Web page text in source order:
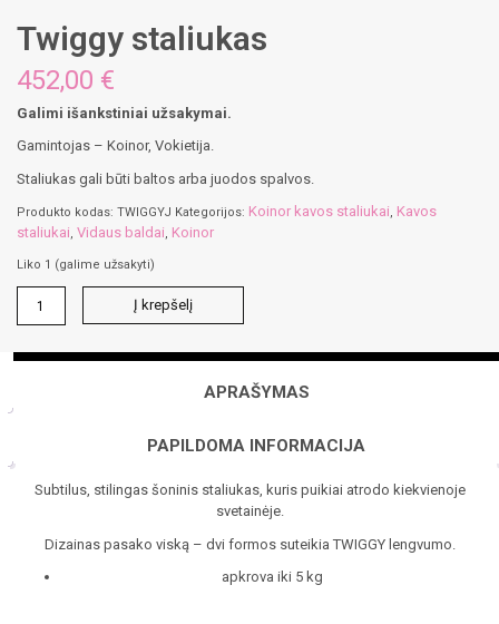
Twiggy staliukas
452,00 €
Galimi išankstiniai užsakymai.
Gamintojas – Koinor, Vokietija.
Staliukas gali būti baltos arba juodos spalvos.
Produkto kodas: TWIGGYJ Kategorijos: Koinor kavos staliukai, Kavos
staliukai, Vidaus baldai, Koinor
Liko 1 (galime užsakyti)
kiekis:
staliukas
Į krepšelį
APRAŠYMAS
PAPILDOMA INFORMACIJA
Subtilus, stilingas šoninis staliukas, kuris puikiai atrodo kiekvienoje
svetainėje.
Dizainas pasako viską – dvi formos suteikia TWIGGY lengvumo.
apkrova iki 5 kg